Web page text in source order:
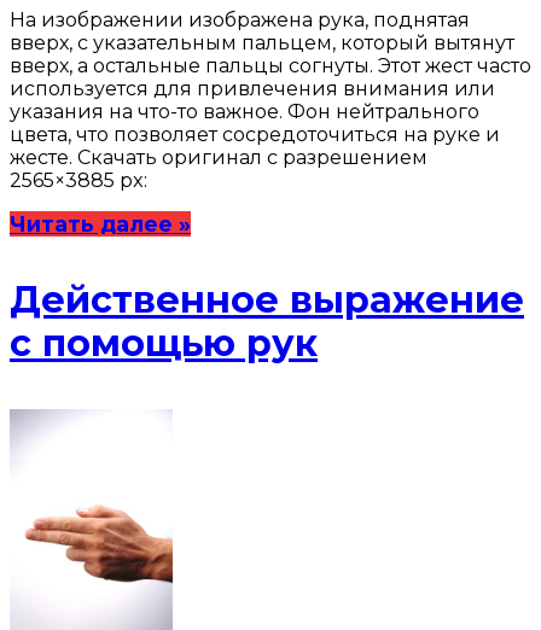
На изображении изображена рука, поднятая
вверх, с указательным пальцем, который вытянут
вверх, а остальные пальцы согнуты. Этот жест часто
используется для привлечения внимания или
указания на что-то важное. Фон нейтрального
цвета, что позволяет сосредоточиться на руке и
жесте. Скачать оригинал с разрешением
2565×3885 px:
Читать далее »
Действенное выражение
с помощью рук